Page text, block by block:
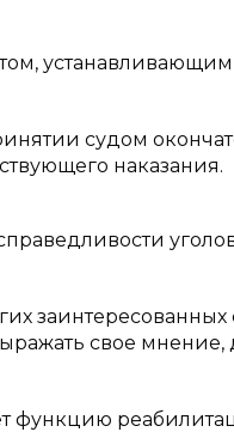
судом
наказания.
заинтересованных
свое
функцию